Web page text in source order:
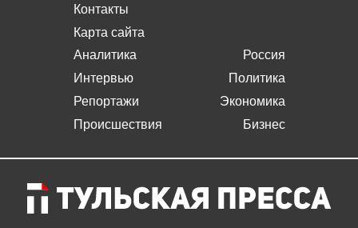
Контакты
Карта сайта
Аналитика
Интервью
Репортажи
Происшествия
Россия
Политика
Экономика
Бизнес